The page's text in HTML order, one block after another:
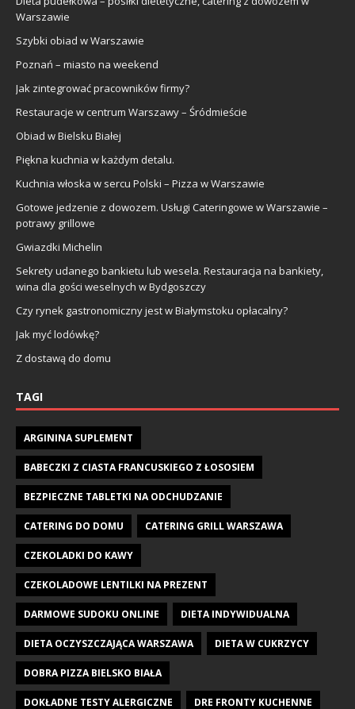
Warszawie
Szybki obiad w Warszawie
Poznań – miasto na weekend
Jak zintegrować pracowników firmy?
Restauracje w centrum Warszawy – Śródmieście
Obiad w Bielsku Białej
Piękna kuchnia w każdym detalu.
Kuchnia włoska w sercu Polski – Pizza w Warszawie
Gotowe jedzenie z dowozem. Usługi Cateringowe w Warszawie –
potrawy grillowe
Gwiazdki Michelin
Sekrety udanego bankietu lub wesela. Restauracja na bankiety,
wina dla gości weselnych w Bydgoszczy
Czy rynek gastronomiczny jest w Białymstoku opłacalny?
Jak myć lodówkę?
Z dostawą do domu
TAGI
ARGININA SUPLEMENT
BABECZKI Z CIASTA FRANCUSKIEGO Z ŁOSOSIEM
BEZPIECZNE TABLETKI NA ODCHUDZANIE
CATERING DO DOMU CATERING GRILL WARSZAWA
CZEKOLADKI DO KAWY
CZEKOLADOWE LENTILKI NA PREZENT
DARMOWE SUDOKU ONLINE DIETA INDYWIDUALNA
DIETA OCZYSZCZAJĄCA WARSZAWA DIETA W CUKRZYCY
DOBRA PIZZA BIELSKO BIAŁA
DOKŁADNE TESTY ALERGICZNE DRE FRONTY KUCHENNE